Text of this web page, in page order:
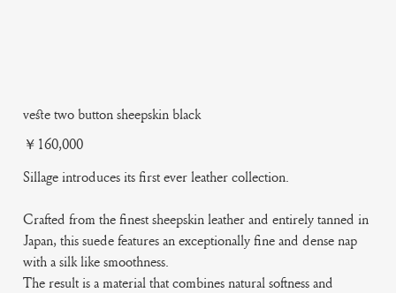
veste two button sheepskin black
Price
￥160,000
Sillage introduces its first ever leather collection.
Crafted from the finest sheepskin leather and entirely tanned in
Japan, this suede features an exceptionally fine and dense nap
with a silk like smoothness.
The result is a material that combines natural softness and